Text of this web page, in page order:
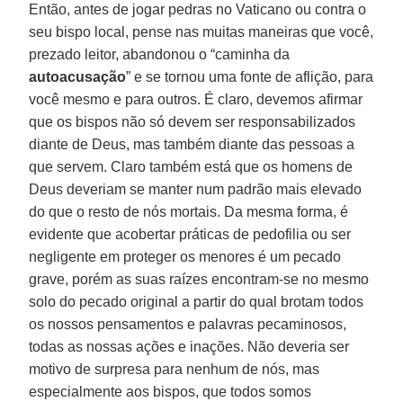
Então, antes de jogar pedras no Vaticano ou contra o
seu bispo local, pense nas muitas maneiras que você,
prezado leitor, abandonou o “caminha da
autoacusação” e se tornou uma fonte de aflição, para
você mesmo e para outros. É claro, devemos afirmar
que os bispos não só devem ser responsabilizados
diante de Deus, mas também diante das pessoas a
que servem. Claro também está que os homens de
Deus deveriam se manter num padrão mais elevado
do que o resto de nós mortais. Da mesma forma, é
evidente que acobertar práticas de pedofilia ou ser
negligente em proteger os menores é um pecado
grave, porém as suas raízes encontram-se no mesmo
solo do pecado original a partir do qual brotam todos
os nossos pensamentos e palavras pecaminosos,
todas as nossas ações e inações. Não deveria ser
motivo de surpresa para nenhum de nós, mas
especialmente aos bispos, que todos somos